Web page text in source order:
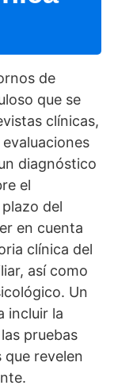
de
que se
clí­nicas,
diagnóstico
el
del
en cuenta
clí­nica del
así­ como
Un
incluir la
pruebas
revelen